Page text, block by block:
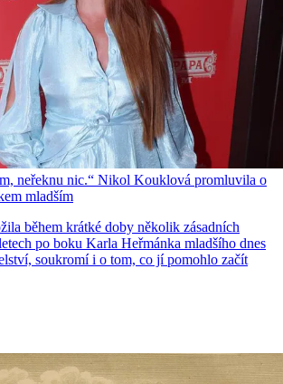
neřeknu nic.“ Nikol Kouklová promluvila o
mladším
během krátké doby několik zásadních
po boku Karla Heřmánka mladšího dnes
soukromí i o tom, co jí pomohlo začít